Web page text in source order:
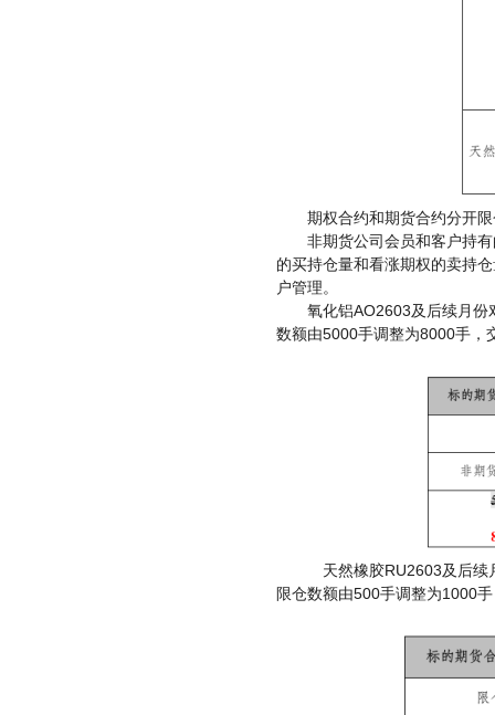
期权合约和期货合约分开
非期货公司会员和客户持
的买持仓量和看涨期权的卖持
户管理。
氧化铝AO2603及后续月份
数额由5000手调整为8000手，
天然橡胶RU2603及后续
限仓数额由500手调整为1000